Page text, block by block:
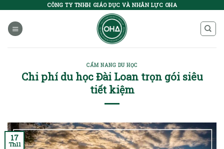
content
CÔNG TY TNHH GIÁO DỤC VÀ NHÂN LỰC OHA
CẨM NANG DU HỌC
Chi phí du học Đài Loan trọn gói siêu
tiết kiệm
17
Th11